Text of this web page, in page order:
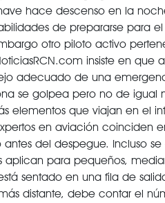
hace descenso en la
de prepararse para
otro piloto activo
insiste en que
adecuado de una
se golpea pero no de igual
elementos que viajan en el
en aviación coinciden
antes del despegue. Incluso
aplican para pequeños,
sentado en una fila de
distante, debe contar el